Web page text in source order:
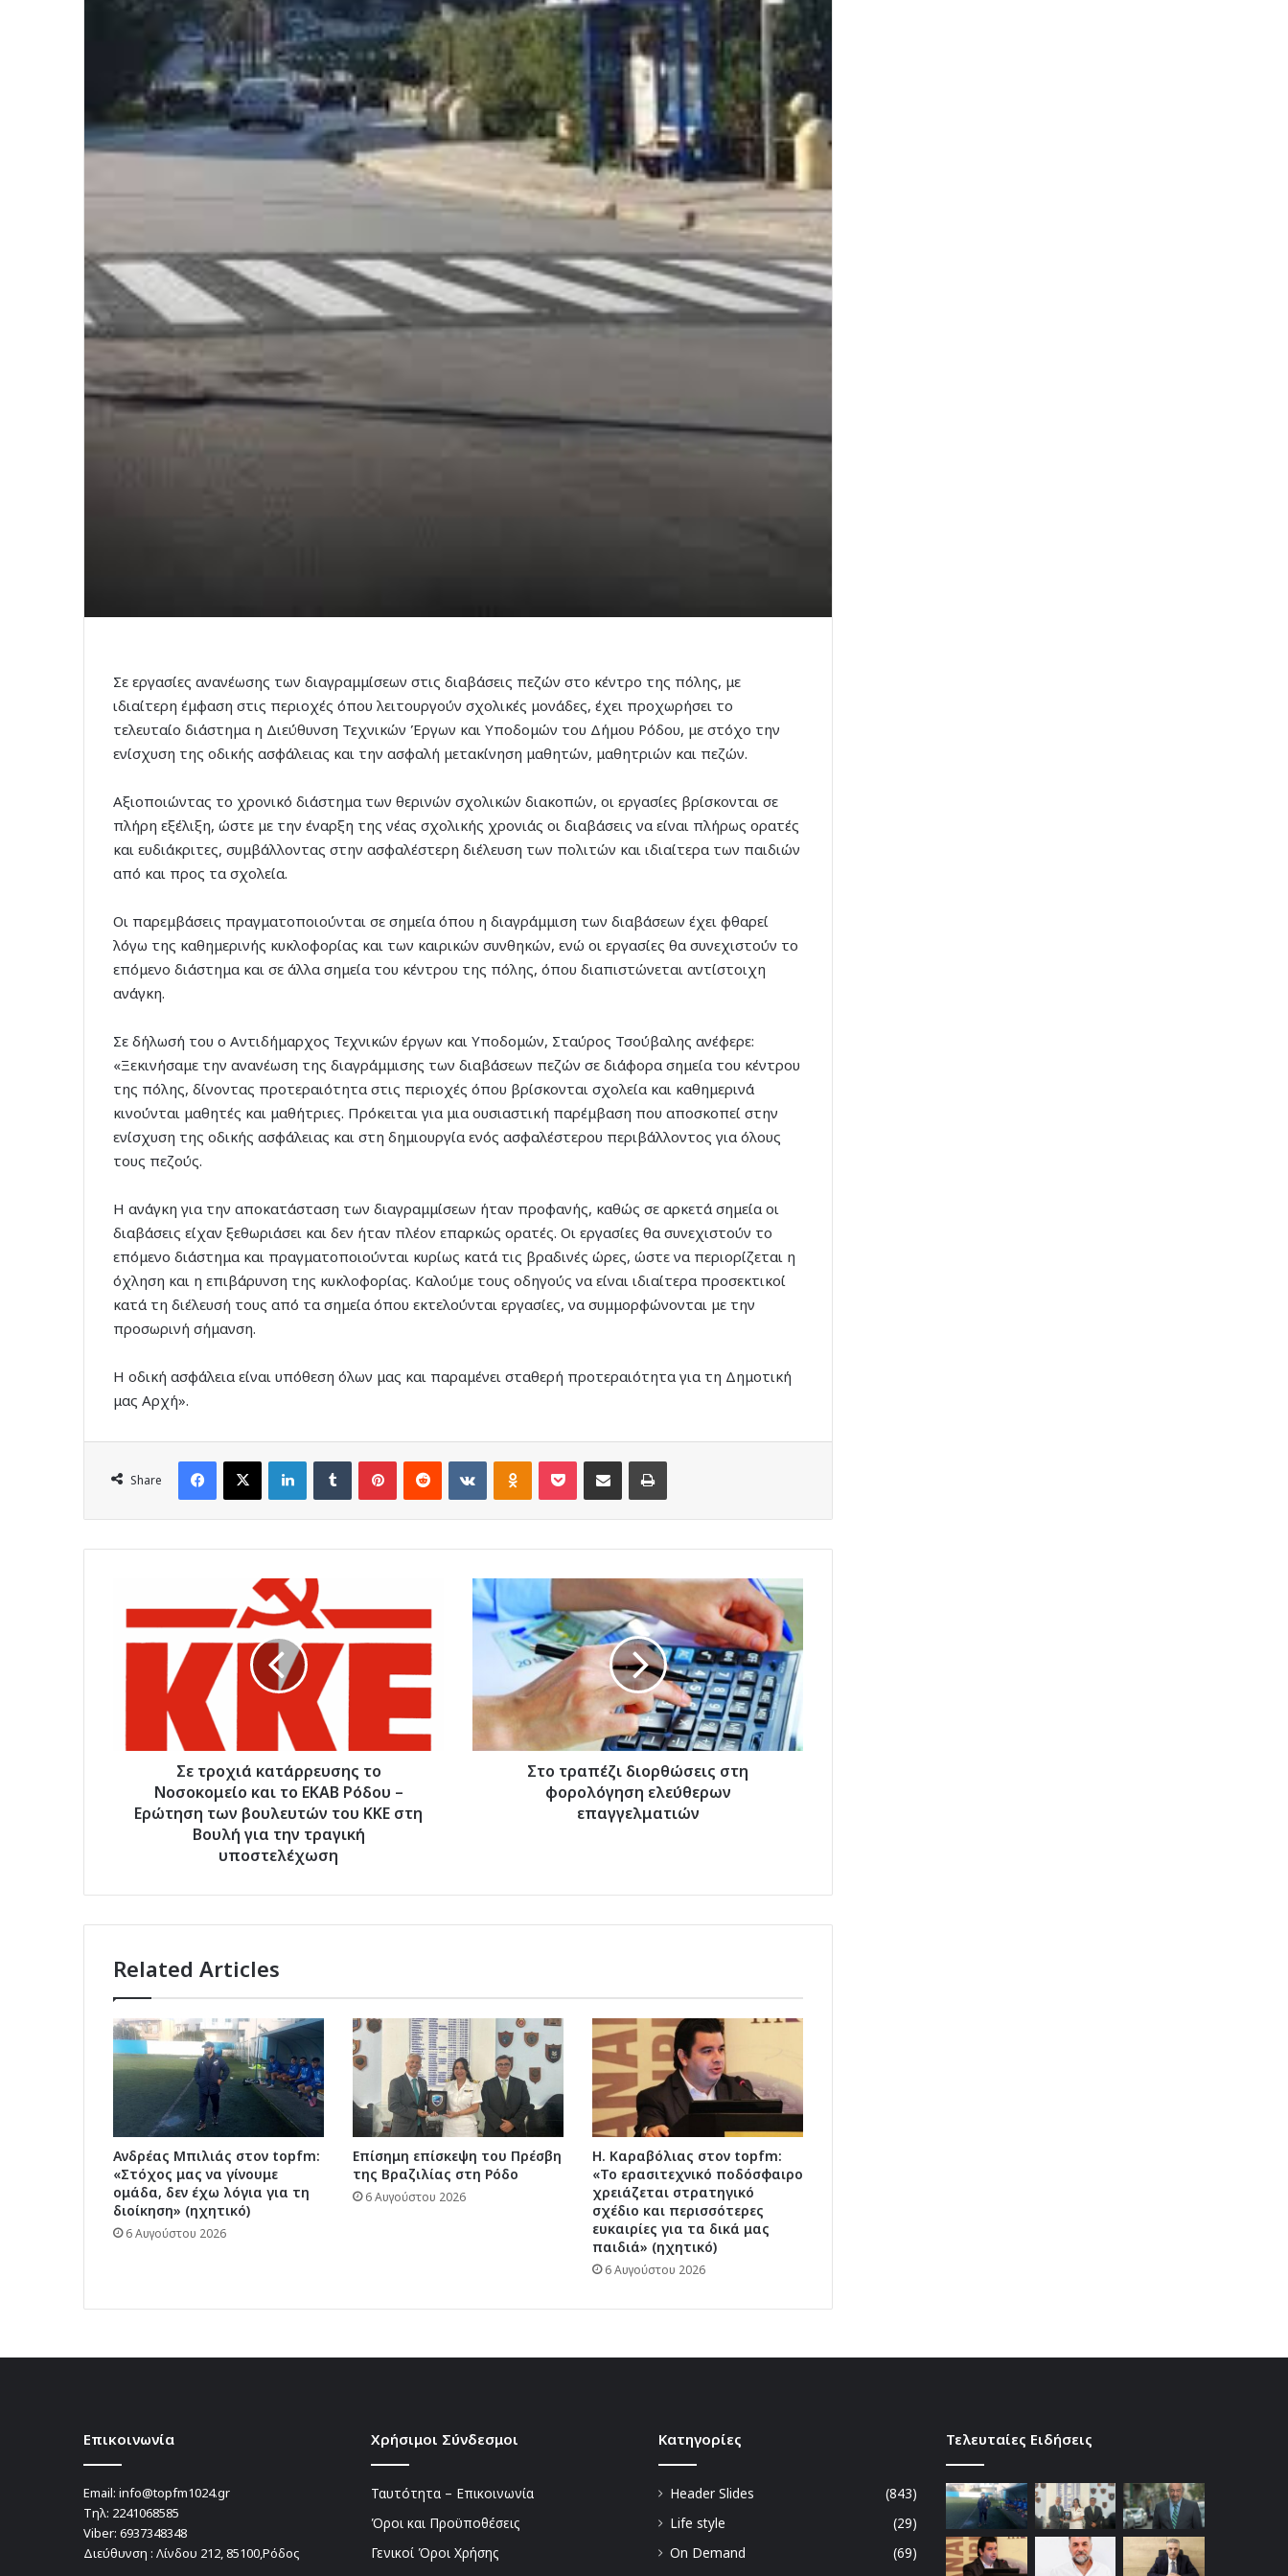
Σε εργασίες ανανέωσης των διαγραμμίσεων στις διαβάσεις πεζών στο κέντρο της πόλης, με
ιδιαίτερη έμφαση στις περιοχές όπου λειτουργούν σχολικές μονάδες, έχει προχωρήσει το
τελευταίο διάστημα η Διεύθυνση Τεχνικών Έργων και Υποδομών του Δήμου Ρόδου, με στόχο την
ενίσχυση της οδικής ασφάλειας και την ασφαλή μετακίνηση μαθητών, μαθητριών και πεζών.
Αξιοποιώντας το χρονικό διάστημα των θερινών σχολικών διακοπών, οι εργασίες βρίσκονται σε
πλήρη εξέλιξη, ώστε με την έναρξη της νέας σχολικής χρονιάς οι διαβάσεις να είναι πλήρως ορατές
και ευδιάκριτες, συμβάλλοντας στην ασφαλέστερη διέλευση των πολιτών και ιδιαίτερα των παιδιών
από και προς τα σχολεία.
Οι παρεμβάσεις πραγματοποιούνται σε σημεία όπου η διαγράμμιση των διαβάσεων έχει φθαρεί
λόγω της καθημερινής κυκλοφορίας και των καιρικών συνθηκών, ενώ οι εργασίες θα συνεχιστούν το
επόμενο διάστημα και σε άλλα σημεία του κέντρου της πόλης, όπου διαπιστώνεται αντίστοιχη
ανάγκη.
Σε δήλωσή του ο Αντιδήμαρχος Τεχνικών έργων και Υποδομών, Σταύρος Τσούβαλης ανέφερε:
«Ξεκινήσαμε την ανανέωση της διαγράμμισης των διαβάσεων πεζών σε διάφορα σημεία του κέντρου
της πόλης, δίνοντας προτεραιότητα στις περιοχές όπου βρίσκονται σχολεία και καθημερινά
κινούνται μαθητές και μαθήτριες. Πρόκειται για μια ουσιαστική παρέμβαση που αποσκοπεί στην
ενίσχυση της οδικής ασφάλειας και στη δημιουργία ενός ασφαλέστερου περιβάλλοντος για όλους
τους πεζούς.
Η ανάγκη για την αποκατάσταση των διαγραμμίσεων ήταν προφανής, καθώς σε αρκετά σημεία οι
διαβάσεις είχαν ξεθωριάσει και δεν ήταν πλέον επαρκώς ορατές. Οι εργασίες θα συνεχιστούν το
επόμενο διάστημα και πραγματοποιούνται κυρίως κατά τις βραδινές ώρες, ώστε να περιορίζεται η
όχληση και η επιβάρυνση της κυκλοφορίας. Καλούμε τους οδηγούς να είναι ιδιαίτερα προσεκτικοί
κατά τη διέλευσή τους από τα σημεία όπου εκτελούνται εργασίες, να συμμορφώνονται με την
προσωρινή σήμανση.
Η οδική ασφάλεια είναι υπόθεση όλων μας και παραμένει σταθερή προτεραιότητα για τη Δημοτική
μας Αρχή».
Share
Facebook
X LinkedInTumblr PinterestReddit VKontakteOdnoklassniki
Pocket Share via Email Print
τροχιά
κατάρρευσης
Νοσοκομείο
Ρόδου
Ερώτηση
βουλευτών
για
τραγική
Σε τροχιά κατάρρευσης το
Νοσοκομείο και το ΕΚΑΒ Ρόδου –
Ερώτηση των βουλευτών του ΚΚΕ στη
Βουλή για την τραγική
υποστελέχωση
Στο
τραπέζι
διορθώσεις
φορολόγηση
ελεύθερων
επαγγελματιών
Στο τραπέζι διορθώσεις στη
φορολόγηση ελεύθερων
επαγγελματιών
Related Articles
Ανδρέας Μπιλιάς στον topfm:
«Στόχος μας να γίνουμε
ομάδα, δεν έχω λόγια για τη
διοίκηση» (ηχητικό)
6 Αυγούστου 2026
Επίσημη επίσκεψη του Πρέσβη
της Βραζιλίας στη Ρόδο
6 Αυγούστου 2026
Η. Καραβόλιας στον topfm:
«Το ερασιτεχνικό ποδόσφαιρο
χρειάζεται στρατηγικό
σχέδιο και περισσότερες
ευκαιρίες για τα δικά μας
παιδιά» (ηχητικό)
6 Αυγούστου 2026
Επικοινωνία
Email: info@topfm1024.gr
Τηλ: 2241068585
Viber: 6937348348
Διεύθυνση : Λίνδου 212, 85100,Ρόδος
Χρήσιμοι Σύνδεσμοι
Ταυτότητα – Επικοινωνία
Όροι και Προϋποθέσεις
Γενικοί Όροι Χρήσης
Kατηγορίες
Header Slides
(843)
Life style
(29)
On Demand
(69)
Τελευταίες Ειδήσεις